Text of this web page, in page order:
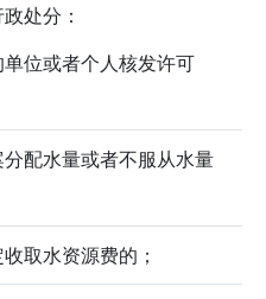
处分：
单位或者个人核发许可
分配水量或者不服从水量
取水资源费的；